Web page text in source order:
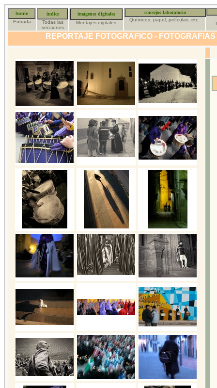
home
Entrada
indice
Todas las
secciones
imágenes digitales
Montajes digitales
consejos laboratorio
Químicos, papel, películas, etc.
REPORTAJE FOTOGRAFICO -